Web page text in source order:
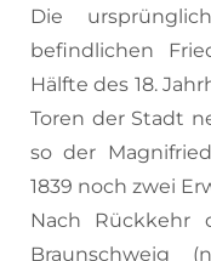
Die
befindlichen
Hälfte des 18.
Toren der Stadt
so der
1839 noch zwei
Nach Rückkehr
Braunschweig